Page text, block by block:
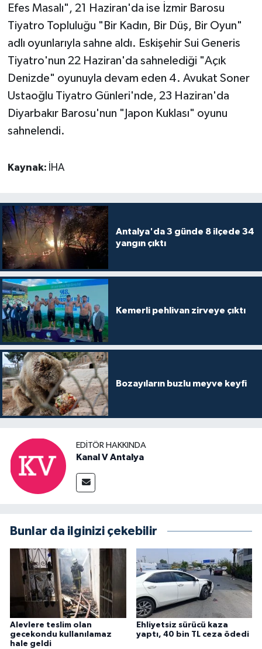
Efes Masalı", 21 Haziran'da ise İzmir Barosu
Tiyatro Topluluğu "Bir Kadın, Bir Düş, Bir Oyun"
adlı oyunlarıyla sahne aldı. Eskişehir Sui Generis
Tiyatro'nun 22 Haziran'da sahnelediği "Açık
Denizde" oyunuyla devam eden 4. Avukat Soner
Ustaoğlu Tiyatro Günleri'nde, 23 Haziran'da
Diyarbakır Barosu'nun "Japon Kuklası" oyunu
sahnelendi.
Kaynak: İHA
Antalya'da 3 günde 8 ilçede 34
yangın çıktı
Kemerli pehlivan zirveye çıktı
Bozayıların buzlu meyve keyfi
EDITÖR HAKKINDA
Kanal V Antalya
Bunlar da ilginizi çekebilir
Alevlere teslim olan
gecekondu kullanılamaz
hale geldi
Ehliyetsiz sürücü kaza
yaptı, 40 bin TL ceza ödedi